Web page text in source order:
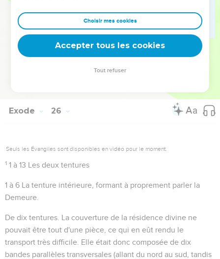
représentent l'une le candélabre reproduit d'après le texte,
l'autre le candélabre tel qu'il figure sur l'arc de triomphe de
Titus.
Exode 26
Seuls les Évangiles sont disponibles en vidéo pour le moment.
1 1 à 13 Les deux tentures
1 à 6 La tenture intérieure, formant à proprement parler la
Demeure
De dix tentures . La couverture de la résidence divine ne
pouvait être tout d'une pièce, ce qui en eût rendu le
transport très difficile. Elle était donc composée de dix
bandes parallèles transversales (allant du nord au sud, tandis
Choisir mes cookies
Accepter tous les cookies
Tout refuser